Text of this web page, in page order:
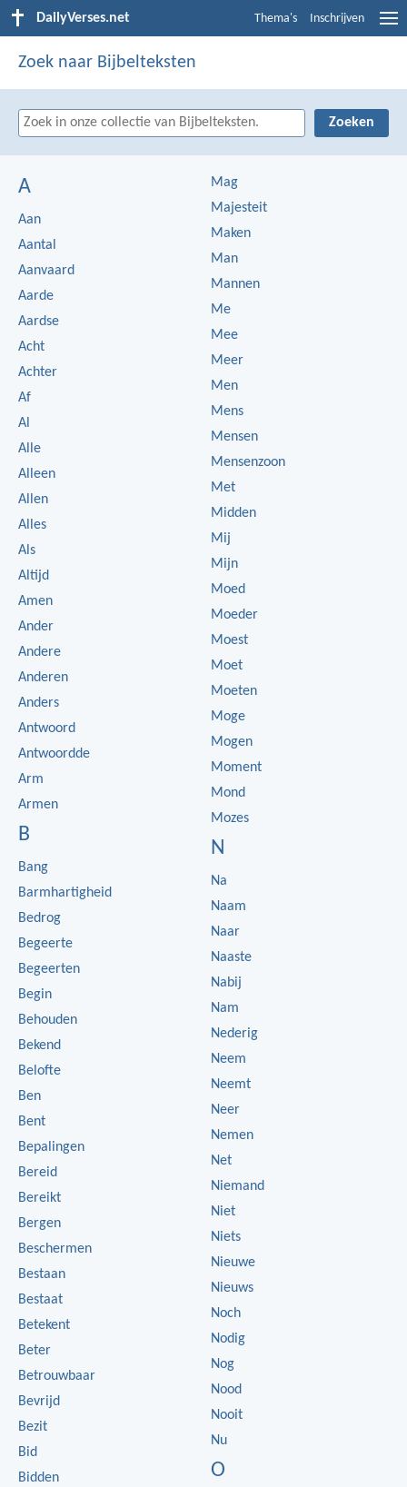
DailyVerses.net Thema's Inschrijven
Zoek naar Bijbelteksten
A
Aan
Aantal
Aanvaard
Aarde
Aardse
Acht
Achter
Af
Al
Alle
Alleen
Allen
Alles
Als
Altijd
Amen
Ander
Andere
Anderen
Anders
Antwoord
Antwoordde
Arm
Armen
B
Bang
Barmhartigheid
Bedrog
Begeerte
Begeerten
Begin
Behouden
Bekend
Belofte
Ben
Bent
Bepalingen
Bereid
Bereikt
Bergen
Beschermen
Bestaan
Bestaat
Betekent
Beter
Betrouwbaar
Bevrijd
Bezit
Bid
Bidden
Mag
Majesteit
Maken
Man
Mannen
Me
Mee
Meer
Men
Mens
Mensen
Mensenzoon
Met
Midden
Mij
Mijn
Moed
Moeder
Moest
Moet
Moeten
Moge
Mogen
Moment
Mond
Mozes
N
Na
Naam
Naar
Naaste
Nabij
Nam
Nederig
Neem
Neemt
Neer
Nemen
Net
Niemand
Niet
Niets
Nieuwe
Nieuws
Noch
Nodig
Nog
Nood
Nooit
Nu
O